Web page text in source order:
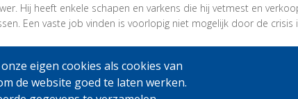
Hij heeft enkele schapen en varkens die hij vetmest en
Een vaste job vinden is voorlopig niet mogelijk door de crisis
eigen cookies als cookies van
de website goed te laten werken.